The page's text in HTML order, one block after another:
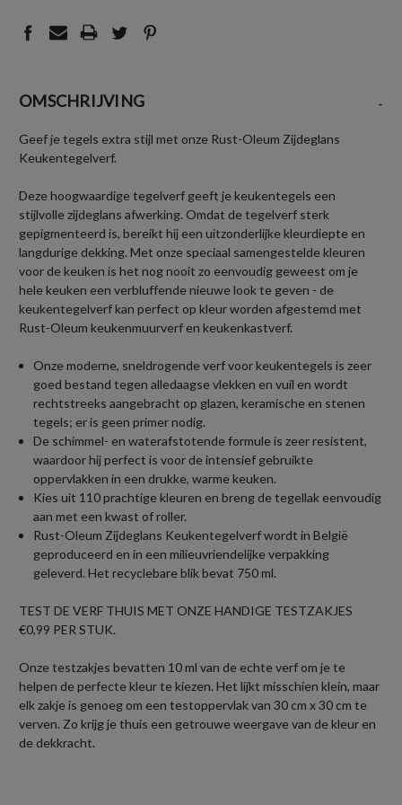
OMSCHRIJVING -
Geef je tegels extra stijl met onze Rust-Oleum Zijdeglans
Keukentegelverf.
Deze hoogwaardige tegelverf geeft je keukentegels een
stijlvolle zijdeglans afwerking. Omdat de tegelverf sterk
gepigmenteerd is, bereikt hij een uitzonderlijke kleurdiepte en
langdurige dekking. Met onze speciaal samengestelde kleuren
voor de keuken is het nog nooit zo eenvoudig geweest om je
hele keuken een verbluffende nieuwe look te geven - de
keukentegelverf kan perfect op kleur worden afgestemd met
Rust-Oleum keukenmuurverf en keukenkastverf.
Onze moderne, sneldrogende verf voor keukentegels is zeer
goed bestand tegen alledaagse vlekken en vuil en wordt
rechtstreeks aangebracht op glazen, keramische en stenen
tegels; er is geen primer nodig.
De schimmel- en waterafstotende formule is zeer resistent,
waardoor hij perfect is voor de intensief gebruikte
oppervlakken in een drukke, warme keuken.
Kies uit 110 prachtige kleuren en breng de tegellak eenvoudig
aan met een kwast of roller.
Rust-Oleum Zijdeglans Keukentegelverf wordt in België
geproduceerd en in een milieuvriendelijke verpakking
geleverd. Het recyclebare blik bevat 750 ml.
TEST DE VERF THUIS MET ONZE HANDIGE TESTZAKJES
€0,99 PER STUK.
Onze testzakjes bevatten 10 ml van de echte verf om je te
helpen de perfecte kleur te kiezen. Het lijkt misschien klein, maar
elk zakje is genoeg om een testoppervlak van 30 cm x 30 cm te
verven. Zo krijg je thuis een getrouwe weergave van de kleur en
de dekkracht.